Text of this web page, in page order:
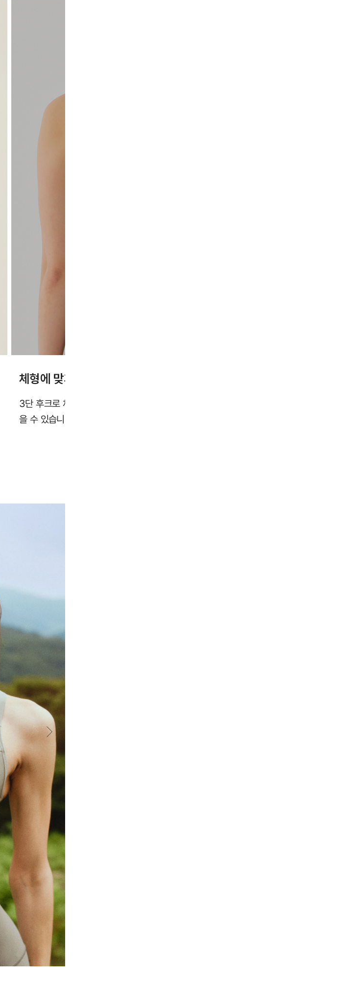
체형에 맞게 조절가능한 3단 후크
3단 후크로 체형에 맞게 둘레 조절이 가능하며, 운동 후에도 쉽게 입고 벗
을 수 있습니다.